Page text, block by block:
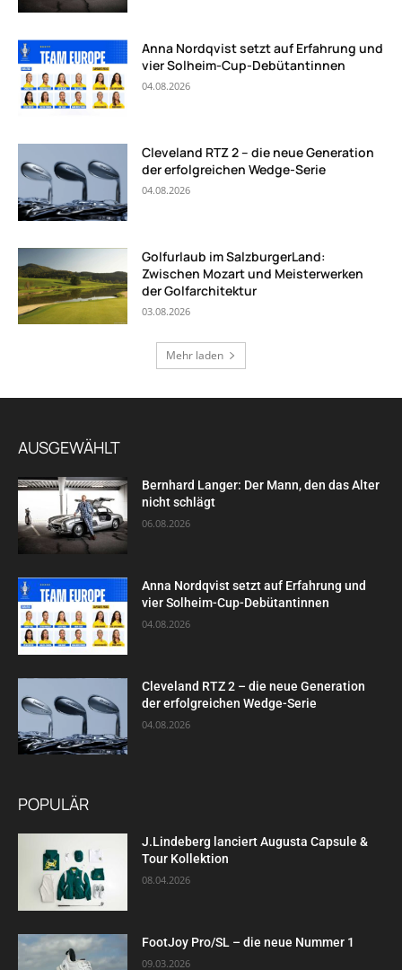
Anna Nordqvist setzt auf Erfahrung und
vier Solheim-Cup-Debütantinnen
04.08.2026
Cleveland RTZ 2 – die neue Generation
der erfolgreichen Wedge-Serie
04.08.2026
Golfurlaub im SalzburgerLand:
Zwischen Mozart und Meisterwerken
der Golfarchitektur
03.08.2026
Mehr laden
AUSGEWÄHLT
Bernhard Langer: Der Mann, den das Alter
nicht schlägt
06.08.2026
Anna Nordqvist setzt auf Erfahrung und
vier Solheim-Cup-Debütantinnen
04.08.2026
Cleveland RTZ 2 – die neue Generation
der erfolgreichen Wedge-Serie
04.08.2026
POPULÄR
J.Lindeberg lanciert Augusta Capsule &
Tour Kollektion
08.04.2026
FootJoy Pro/SL – die neue Nummer 1
09.03.2026